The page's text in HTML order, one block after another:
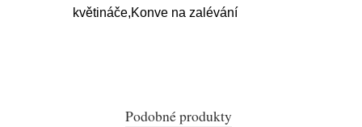
květináče,Konve na zalévání
Podobné produkty